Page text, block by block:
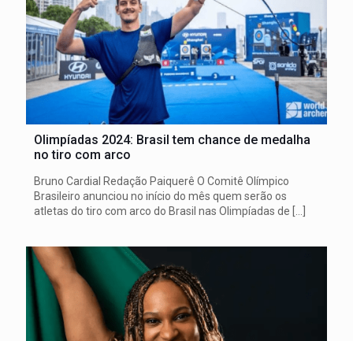
Olimpíadas 2024: Brasil tem chance de medalha
no tiro com arco
Bruno Cardial Redação Paiquerê O Comitê Olímpico
Brasileiro anunciou no início do mês quem serão os
atletas do tiro com arco do Brasil nas Olimpíadas de […]